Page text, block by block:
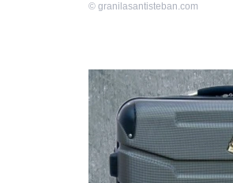
© granilasantisteban.com